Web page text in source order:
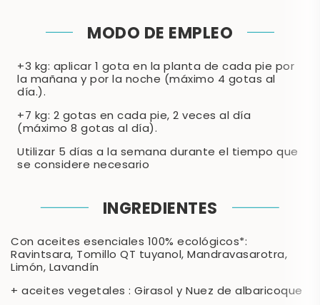
MODO DE EMPLEO
+3 kg: aplicar 1 gota en la planta de cada pie por
la mañana y por la noche (máximo 4 gotas al
día.).
+7 kg: 2 gotas en cada pie, 2 veces al día
(máximo 8 gotas al día).
Utilizar 5 días a la semana durante el tiempo que
se considere necesario
INGREDIENTES
Con aceites esenciales 100% ecológicos*:
Ravintsara, Tomillo QT tuyanol, Mandravasarotra,
Limón, Lavandín
+ aceites vegetales : Girasol y Nuez de albaricoque